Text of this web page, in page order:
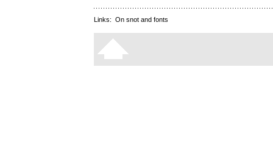
Links: On snot and fonts